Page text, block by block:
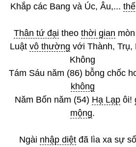
Khắp các Bang và Úc, Âu,...
Thân tứ đại theo thời gian
Luật vô thường với Thành, Trụ,
Không
Tám Sáu năm (86) bỗng chốc
không
Năm Bốn năm (54) Hạ Lạpôi!
mộng.
Ngài nhập diệtđã lìa xa sự